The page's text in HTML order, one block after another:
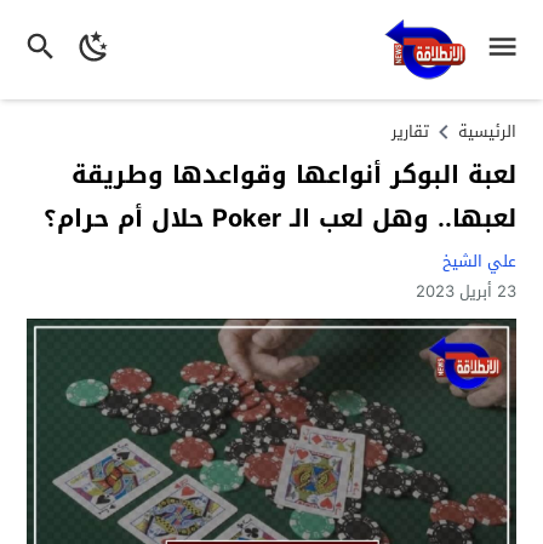
الرئيسية تقارير
لعبة البوكر أنواعها وقواعدها وطريقة
لعبها.. وهل لعب الـ Poker حلال أم حرام؟
علي الشيخ
23 أبريل 2023